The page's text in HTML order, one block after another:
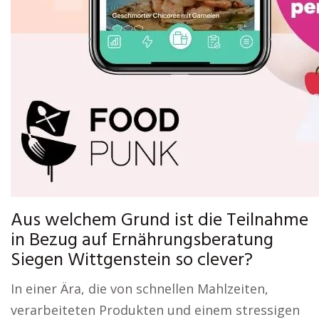
Aus welchem Grund ist die Teilnahme
in Bezug auf Ernährungsberatung
Siegen Wittgenstein so clever?
In einer Ära, die von schnellen Mahlzeiten,
verarbeiteten Produkten und einem stressigen